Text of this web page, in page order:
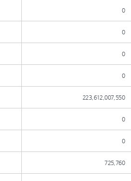
0
0
0
0
223,612,007,550
0
0
725,760